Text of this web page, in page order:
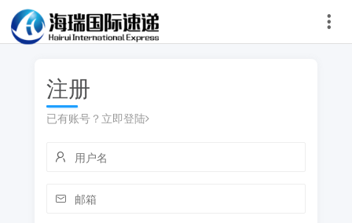
注册
已有账号？立即登陆